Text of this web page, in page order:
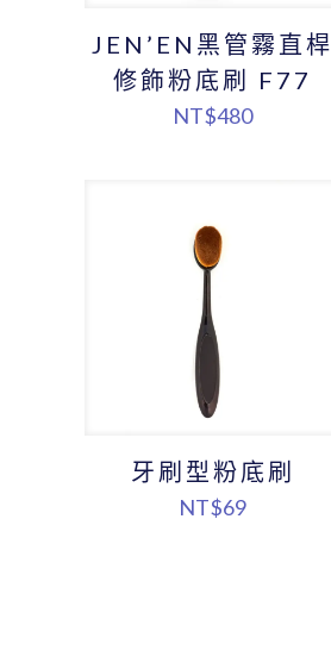
JEN’EN黑管霧直桿
修飾粉底刷 F77
NT$480
牙刷型粉底刷
NT$69